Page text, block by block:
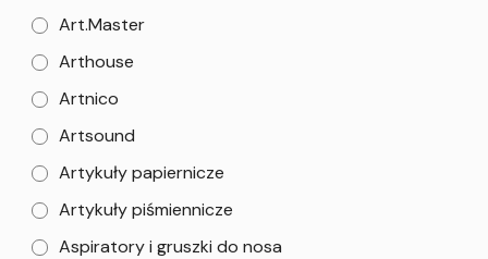
Art.Master
Arthouse
Artnico
Artsound
Artykuły papiernicze
Artykuły piśmiennicze
Aspiratory i gruszki do nosa